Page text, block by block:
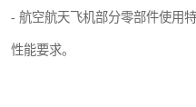
- 航空航天飞机部分零部件使用
性能要求。